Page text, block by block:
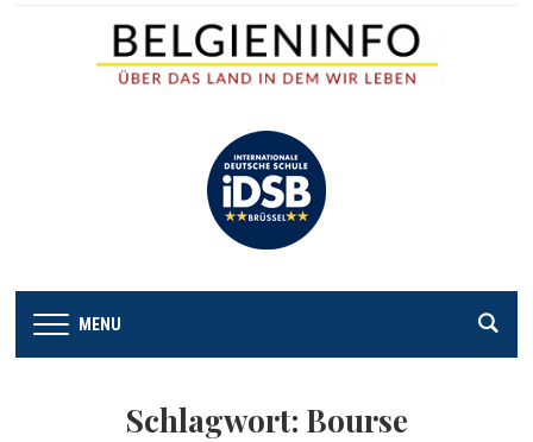
MENU
Schlagwort: Bourse